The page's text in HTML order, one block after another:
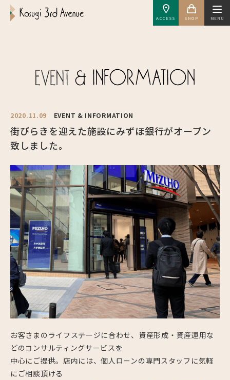
ACCESS SHOP MENU
2020.11.09 EVENT & INFORMATION
街びらきを迎えた施設にみずほ銀行がオープン
致しました。
お客さまのライフステージに合わせ、資産形成・資産運用な
どのコンサルティングサービスを
中心にご提供。店内には、個人ローンの専門スタッフに気軽
にご相談頂ける